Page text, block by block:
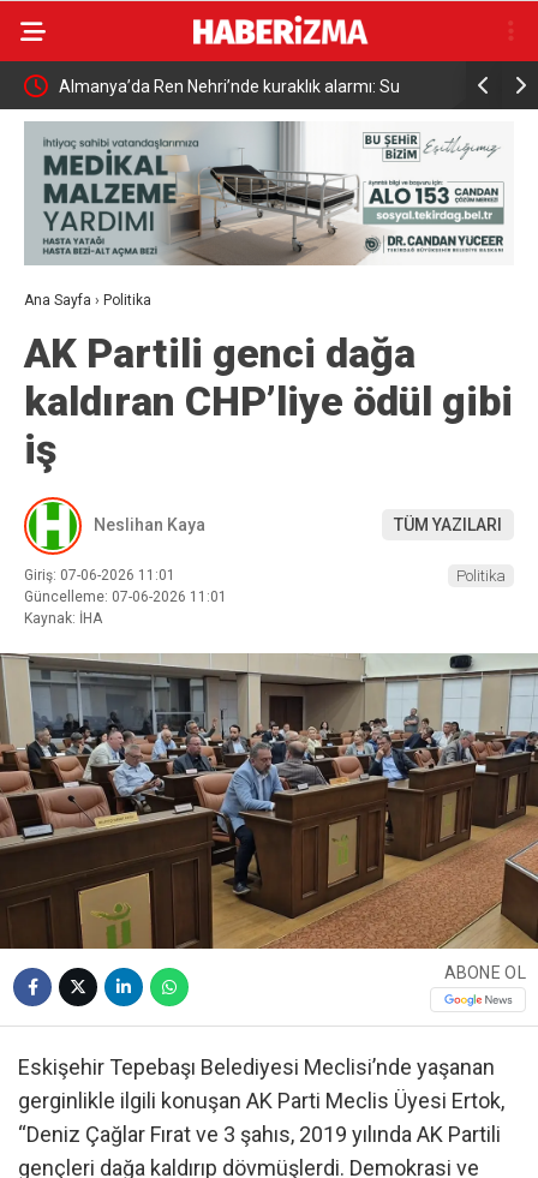
Almanya’da Ren Nehri’nde kuraklık alarmı: Su
seviyesinde tarihi düşüş yaşandı
Ana Sayfa › Politika
AK Partili genci dağa
kaldıran CHP’liye ödül gibi
iş
Neslihan Kaya TÜM YAZILARI
Giriş: 07-06-2026 11:01
Güncelleme: 07-06-2026 11:01
Kaynak: İHA
Politika
ABONE OL
Eskişehir Tepebaşı Belediyesi Meclisi’nde yaşanan
gerginlikle ilgili konuşan AK Parti Meclis Üyesi Ertok,
“Deniz Çağlar Fırat ve 3 şahıs, 2019 yılında AK Partili
gençleri dağa kaldırıp dövmüşlerdi. Demokrasi ve